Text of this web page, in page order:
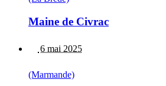
Maine de Civrac
6 mai 2025
(Marmande)